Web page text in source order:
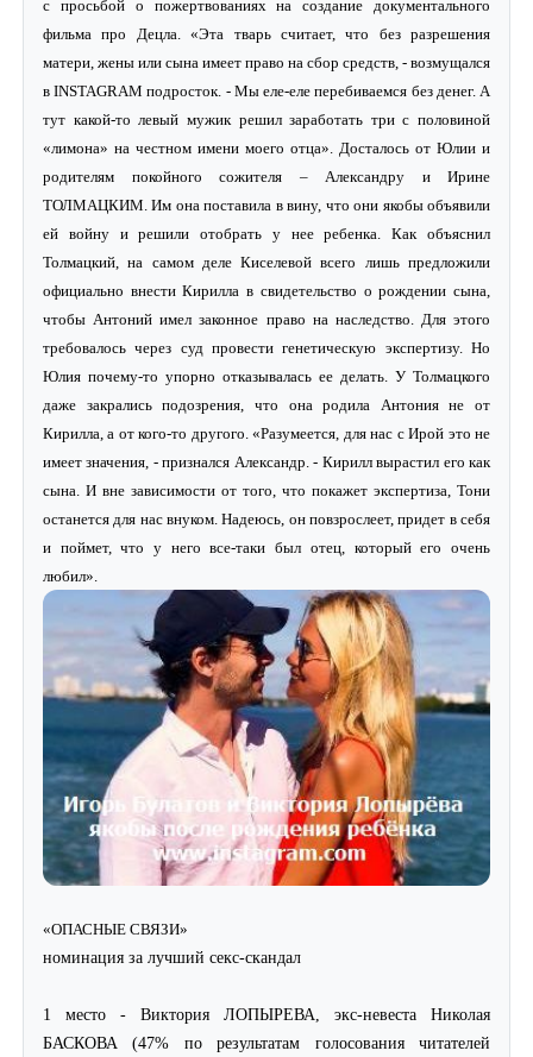
с просьбой о пожертвованиях на создание документального
фильма про Децла. «Эта тварь считает, что без разрешения
матери, жены или сына имеет право на сбор средств, - возмущался
в INSTAGRAM подросток. - Мы еле-еле перебиваемся без денег. А
тут какой-то левый мужик решил заработать три с половиной
«лимона» на честном имени моего отца». Досталось от Юлии и
родителям покойного сожителя – Александру и Ирине
ТОЛМАЦКИМ. Им она поставила в вину, что они якобы объявили
ей войну и решили отобрать у нее ребенка. Как объяснил
Толмацкий, на самом деле Киселевой всего лишь предложили
официально внести Кирилла в свидетельство о рождении сына,
чтобы Антоний имел законное право на наследство. Для этого
требовалось через суд провести генетическую экспертизу. Но
Юлия почему-то упорно отказывалась ее делать. У Толмацкого
даже закрались подозрения, что она родила Антония не от
Кирилла, а от кого-то другого. «Разумеется, для нас с Ирой это не
имеет значения, - признался Александр. - Кирилл вырастил его как
сына. И вне зависимости от того, что покажет экспертиза, Тони
останется для нас внуком. Надеюсь, он повзрослеет, придет в себя
и поймет, что у него все-таки был отец, который его очень
любил».
«ОПАСНЫЕ СВЯЗИ»
номинация за лучший секс-скандал
1 место - Виктория ЛОПЫРЕВА, экс-невеста Николая
БАСКОВА (47% по результатам голосования читателей